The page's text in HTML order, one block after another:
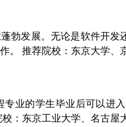
勃发展。无论是软件开
。 推荐院校：东京大学、
专业的学生毕业后可以进
：东京工业大学、名古屋